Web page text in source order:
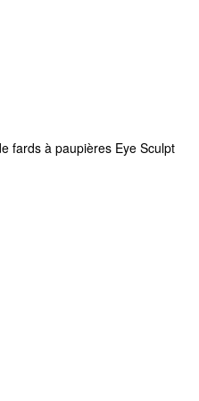
fards à paupières Eye Sculpt